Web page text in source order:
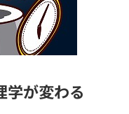
学共通テスト「受験案
請求
校卒業程度認定試験
教員資格認定試験
学が変わる